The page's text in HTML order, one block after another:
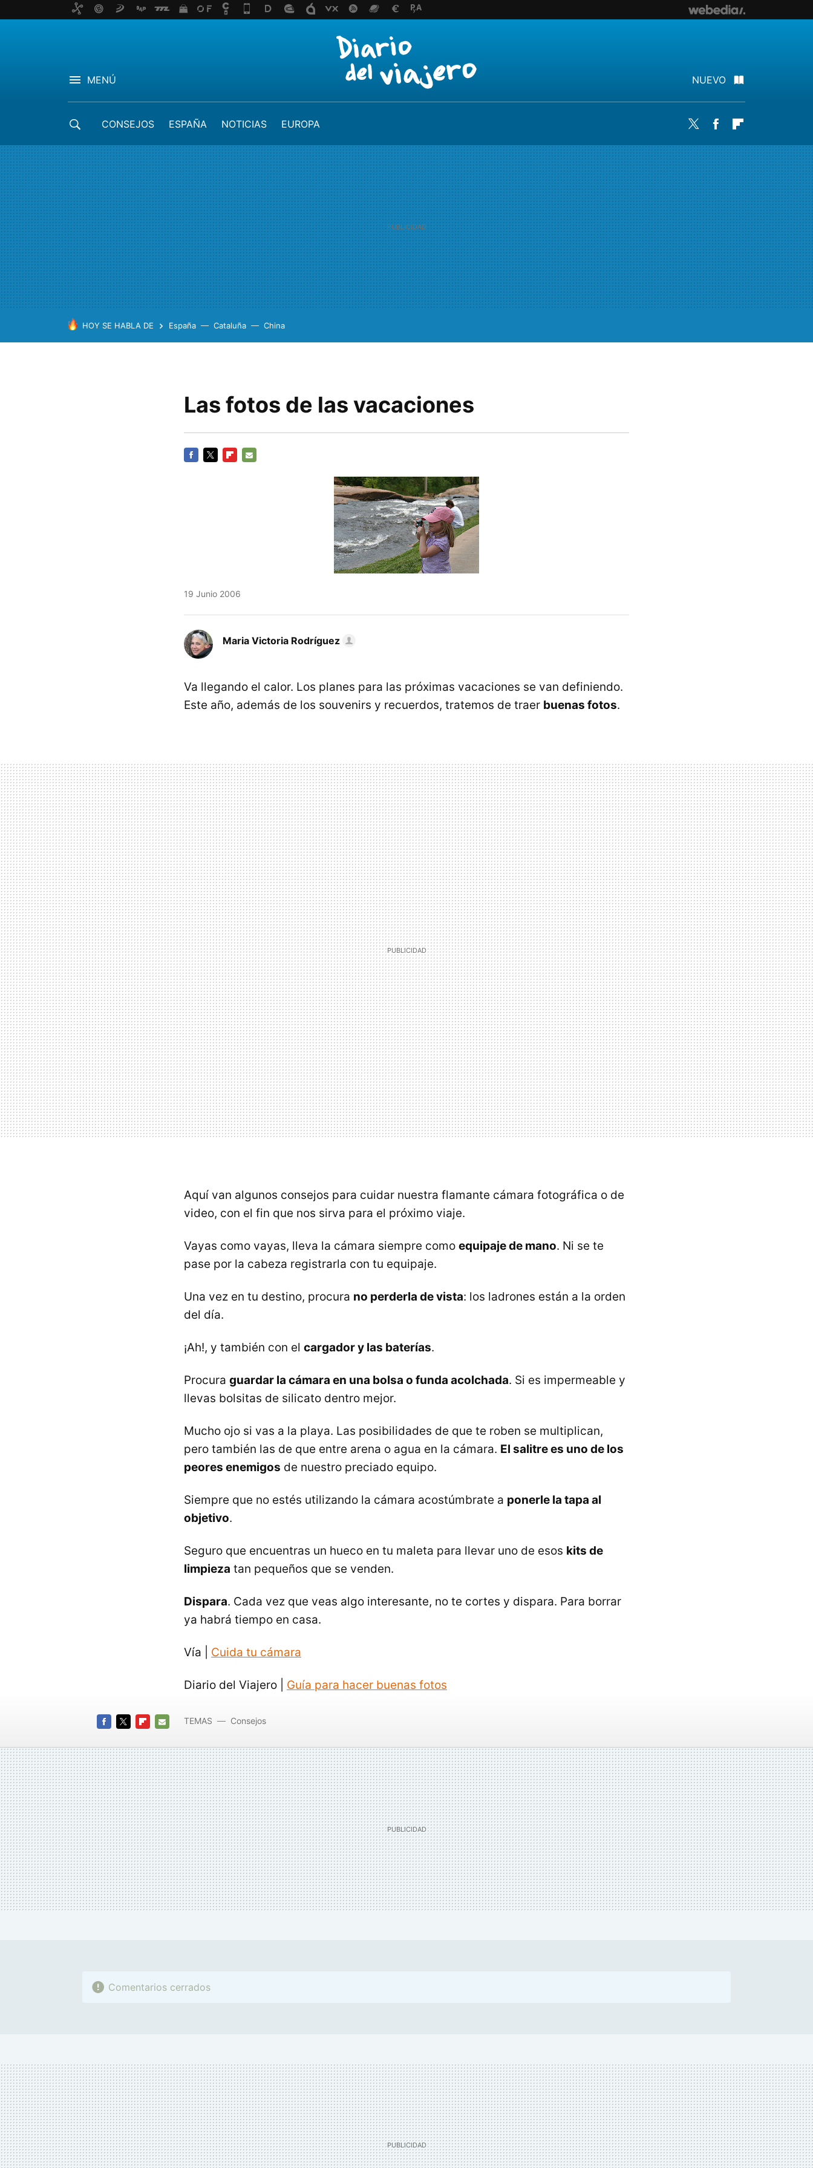
MENÚ NUEVO
CONSEJOS ESPAÑA NOTICIAS EUROPA Twitter Facebook
HOY SE HABLA DE España Cataluña China
Las fotos de las vacaciones
19 Junio 2006
Maria Victoria Rodríguez
Va llegando el calor. Los planes para las próximas vacaciones se van definiendo.
Este año, además de los souvenirs y recuerdos, tratemos de traer buenas fotos.
Aquí van algunos consejos para cuidar nuestra flamante cámara fotográfica o de
video, con el fin que nos sirva para el próximo viaje.
Vayas como vayas, lleva la cámara siempre como equipaje de mano. Ni se te
pase por la cabeza registrarla con tu equipaje.
Una vez en tu destino, procura no perderla de vista: los ladrones están a la orden
del día.
¡Ah!, y también con el cargador y las baterías.
Procura guardar la cámara en una bolsa o funda acolchada. Si es impermeable y
llevas bolsitas de silicato dentro mejor.
Mucho ojo si vas a la playa. Las posibilidades de que te roben se multiplican,
pero también las de que entre arena o agua en la cámara. El salitre es uno de los
peores enemigos de nuestro preciado equipo.
Siempre que no estés utilizando la cámara acostúmbrate a ponerle la tapa al
objetivo.
Seguro que encuentras un hueco en tu maleta para llevar uno de esos kits de
limpieza tan pequeños que se venden.
Dispara. Cada vez que veas algo interesante, no te cortes y dispara. Para borrar
ya habrá tiempo en casa.
Vía | Cuida tu cámara
Diario del Viajero | Guía para hacer buenas fotos
MAIL
TEMAS Consejos
Comentarios cerrados